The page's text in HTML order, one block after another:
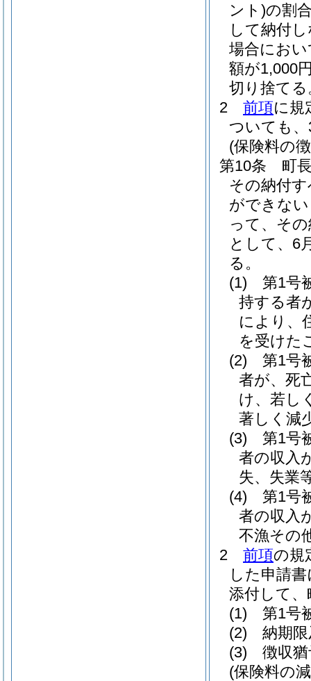
ント)の割
して納付
場合にお
額が1,000
切り捨てる
2
前項に規
ついても
(保険料の
第10条
町
その納付
ができな
って、そ
として、6
る。
(1)
第1号
持する者
により、
を受けた
(2)
第1号
者が、死
け、若し
著しく減
(3)
第1号
者の収入
失、失業
(4)
第1号
者の収入
不漁その
2
前項の規
した申請
添付して
(1)
第1号
(2)
納期
(3)
徴収
(保険料の